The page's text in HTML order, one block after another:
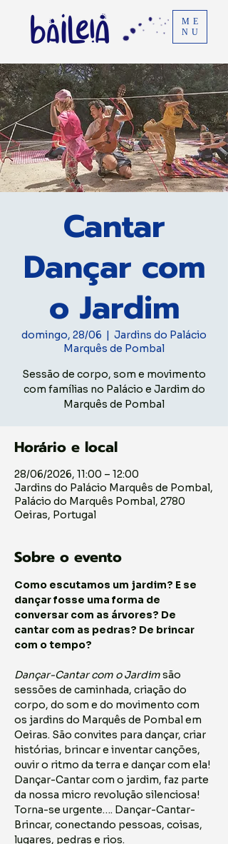
ME
NU
Cantar
Dançar com
o Jardim
domingo, 28/06
  |
Jardins do Palácio
Marquês de Pombal
Sessão de corpo, som e movimento
com famílias no Palácio e Jardim do
Marquês de Pombal
Horário e local
28/06/2026, 11:00 – 12:00
Jardins do Palácio Marquês de Pombal,
Palácio do Marquês Pombal, 2780
Oeiras, Portugal
Sobre o evento
Como escutamos um jardim? E se
dançar fosse uma forma de
conversar com as árvores? De
cantar com as pedras? De brincar
com o tempo?
Dançar-Cantar com o Jardim são
sessões de caminhada, criação do
corpo, do som e do movimento com
os jardins do Marquês de Pombal em
Oeiras. São convites para dançar, criar
histórias, brincar e inventar canções,
ouvir o ritmo da terra e dançar com ela!
Dançar-Cantar com o jardim, faz parte
da nossa micro revolução silenciosa!
Torna-se urgente…. Dançar-Cantar-
Brincar, conectando pessoas, coisas,
lugares, pedras e rios.